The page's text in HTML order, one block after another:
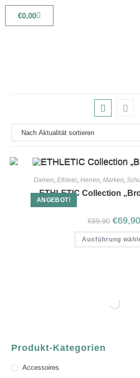
€0,00
ANGEBOT!
Damen, Ethletic, Herren, Marken,
ETHLETIC Collection
€99,90 €69,90
Ausführung
Produkt-Kategorien
Accessoires